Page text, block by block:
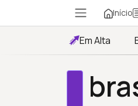
Início
Em Alta